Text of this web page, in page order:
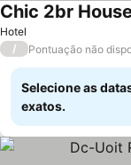
Hotel
/ Pontuação não
Selecione as
exatos.